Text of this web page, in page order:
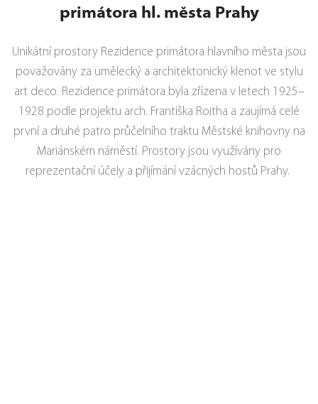
primátora hl. města Prahy
Unikátní prostory Rezidence primátora hlavního města jsou
považovány za umělecký a architektonický klenot ve stylu
art deco. Rezidence primátora byla zřízena v letech 1925–
1928 podle projektu arch. Františka Roitha a zaujímá celé
první a druhé patro průčelního traktu Městské knihovny na
Mariánském náměstí. Prostory jsou využívány pro
reprezentační účely a přijímání vzácných hostů Prahy.